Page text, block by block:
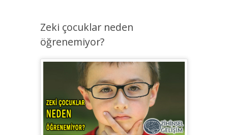
Zeki çocuklar neden
öğrenemiyor?